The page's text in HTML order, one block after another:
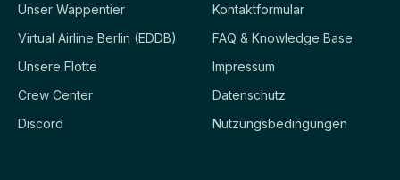
Unser Wappentier
Virtual Airline Berlin (EDDB)
Unsere Flotte
Crew Center
Discord
Kontaktformular
FAQ & Knowledge Base
Impressum
Datenschutz
Nutzungsbedingungen